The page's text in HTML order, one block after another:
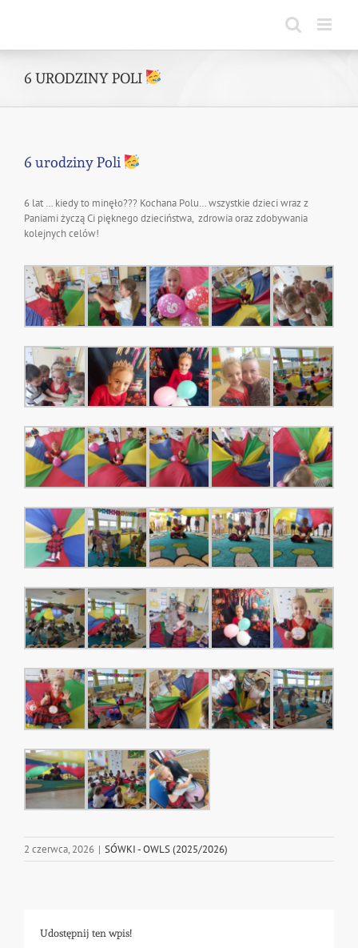
6 URODZINY POLI
6 urodziny Poli
6 lat … kiedy to minęło??? Kochana Polu… wszystkie dzieci wraz z
Paniami życzą Ci pięknego dzieciństwa, zdrowia oraz zdobywania
kolejnych celów!
2 czerwca, 2026 | SÓWKI - OWLS (2025/2026)
Udostępnij ten wpis!